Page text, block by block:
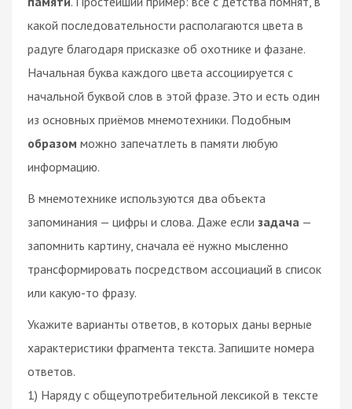
какой последовательности располагаются цвета в
радуге благодаря присказке об охотнике и фазане.
Начальная буква каждого цвета ассоциируется с
начальной буквой слов в этой фразе. Это и есть один
из основных приёмов мнемотехники. Подобным
образом можно запечатлеть в памяти любую
информацию.
В мнемотехнике используются два объекта
запоминания — цифры и слова. Даже если задача —
запомнить картину, сначала её нужно мысленно
трансформировать посредством ассоциаций в список
или какую-то фразу.
Укажите варианты ответов, в которых даны верные
характеристики фрагмента текста. Запишите номера
ответов.
1) Наряду с общеупотребительной лексикой в тексте